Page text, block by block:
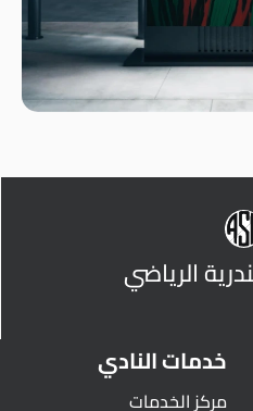
الرياضي
خدمات النادي
مركز الخدمات